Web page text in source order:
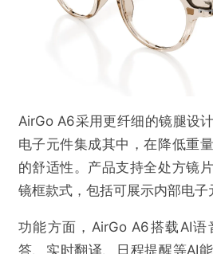
AirGo A6采用更纤细的镜腿设
电子元件集成其中，在降低重
的舒适性。产品支持全处方镜
镜框款式，包括可展示内部电子
功能方面，AirGo A6搭载AI
答、实时翻译、日程提醒等AI